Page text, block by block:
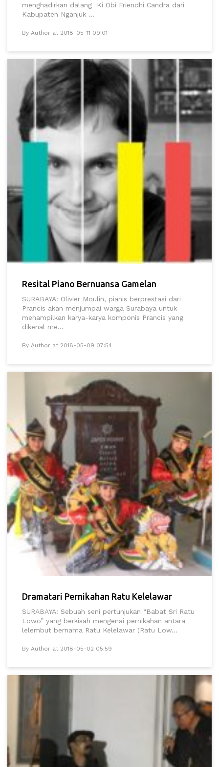
menghadirkan dalang Ki Obi Friendhi Candra dari
Kabupaten Nganjuk ...
By Author at 2018-05-11 09:01
Resital Piano Bernuansa Gamelan
SURABAYA: Olivier Moulin, pianis berprestasi dari
Prancis akan menjumpai warga Surabaya untuk
menampilkan karya-karya komponis Prancis yang
dikenal me...
By Author at 2018-05-09 07:54
Dramatari Pernikahan Ratu Kelelawar
SURABAYA: Sebuah seni pertunjukan “Babat Sri Ratu
Lowo” yang berkisah mengenai pernikahan antara
lelembut bernama Ratu Kelelawar (Ratu Low...
By Author at 2018-05-02 05:59